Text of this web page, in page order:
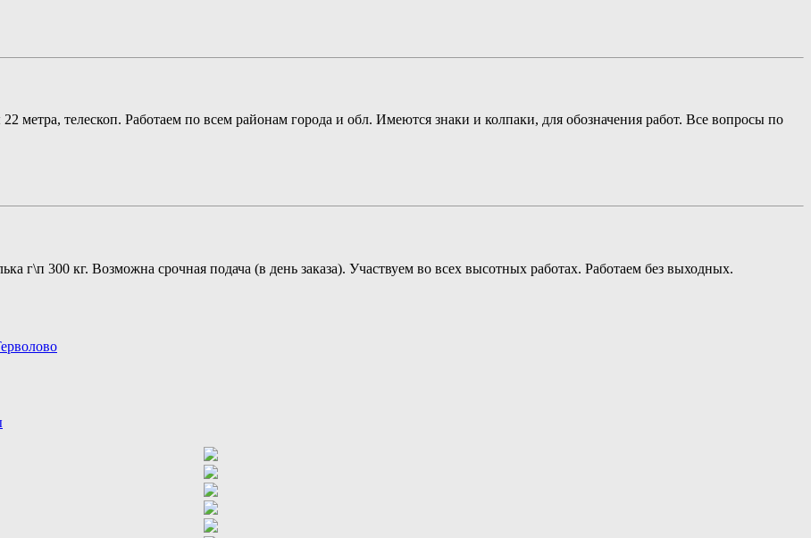
метра, телескоп. Работаем по всем районам города и обл. Имеются знаки и колпаки, для обозначения работ. Все вопросы по
г\п 300 кг. Возможна срочная подача (в день заказа). Участвуем во всех высотных работах. Работаем без выходных.